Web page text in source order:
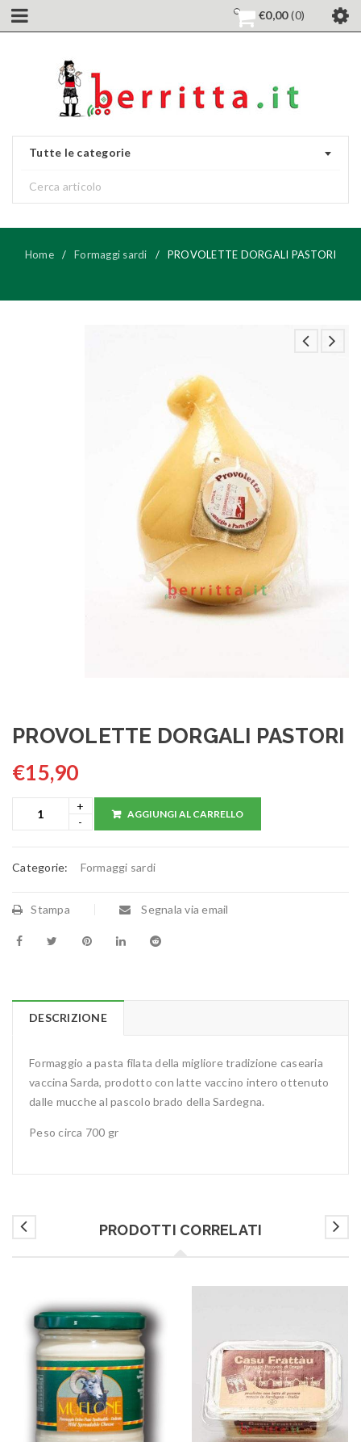
€0,00 0
Tutte le categorie
Home / Formaggi sardi / PROVOLETTE DORGALI PASTORI
PROVOLETTE DORGALI PASTORI
€15,90
AGGIUNGI AL CARRELLO
Categorie: Formaggi sardi
Stampa Segnala via email
DESCRIZIONE
Formaggio a pasta filata della migliore tradizione casearia
vaccina Sarda, prodotto con latte vaccino intero ottenuto
dalle mucche al pascolo brado della Sardegna.
Peso circa 700 gr
PRODOTTI CORRELATI